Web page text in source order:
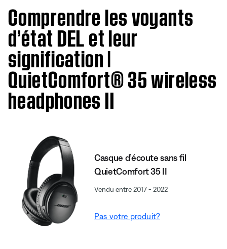
Comprendre les voyants
d’état DEL et leur
signification |
QuietComfort® 35 wireless
headphones II
Casque d’écoute sans fil
QuietComfort 35 II
Vendu entre 2017 - 2022
Pas votre produit?